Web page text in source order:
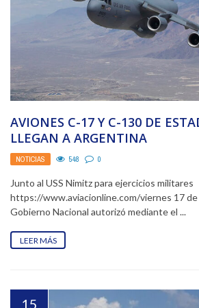
AVIONES C-17 Y C-130 DE
LLEGAN A ARGENTINA
NOTICIAS 548 0
Junto al USS Nimitz para ejercicios militares
https://www.aviacionline.com/viernes 17 de
Gobierno Nacional autorizó mediante el ...
LEER MÁS
15